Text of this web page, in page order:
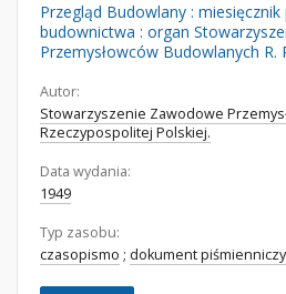
Przegląd Budowlany :
budownictwa : organ
Przemysłowców Budowlanych R.
Autor:
Stowarzyszenie Zawodowe
Rzeczypospolitej Polskiej.
Data wydania:
1949
Typ zasobu:
czasopismo ; dokument piśmienniczy